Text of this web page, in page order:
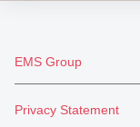
EMS Group
Privacy Statement